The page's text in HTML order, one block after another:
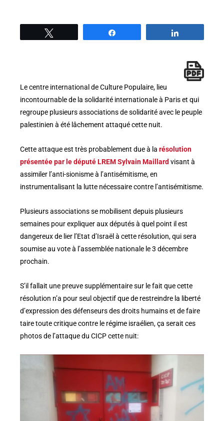
Le centre international de Culture Populaire, lieu
incontournable de la solidarité internationale à Paris et qui
regroupe plusieurs associations de solidarité avec le peuple
palestinien à été lâchement attaqué cette nuit.
Cette attaque est très probablement due à la résolution
présentée par le député LREM Sylvain Maillard visant à
assimiler l’anti-sionisme à l’antisémitisme, en
instrumentalisant la lutte nécessaire contre l’antisémitisme.
Plusieurs associations se mobilisent depuis plusieurs
semaines pour expliquer aux députés à quel point il est
dangereux de lier l’Etat d’Israël à cette résolution, qui sera
soumise au vote à l’assemblée nationale le 3 décembre
prochain.
S’il fallait une preuve supplémentaire sur le fait que cette
résolution n’a pour seul objectif que de restreindre la liberté
d’expression des défenseurs des droits humains et de faire
taire toute critique contre le régime israélien, ça serait ces
photos de l’attaque du CICP cette nuit: